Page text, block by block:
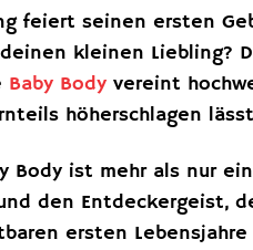
feiert seinen ersten
kleinen Liebling?
Baby Body vereint
höherschlagen
Body ist mehr als nur
den Entdeckergeist,
ersten